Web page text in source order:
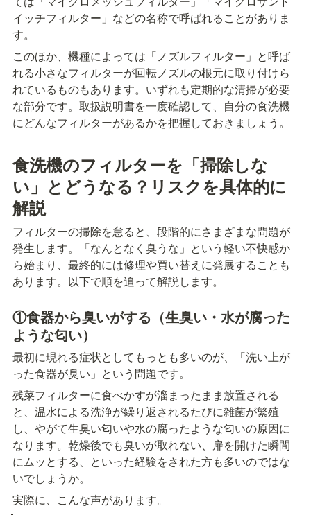
イッチフィルター」などの名称で呼ばれることがありま
す。
このほか、機種によっては「ノズルフィルター」と呼ば
れる小さなフィルターが回転ノズルの根元に取り付けら
れているものもあります。いずれも定期的な清掃が必要
な部分です。取扱説明書を一度確認して、自分の食洗機
にどんなフィルターがあるかを把握しておきましょう。
食洗機のフィルターを「掃除しな
い」とどうなる？リスクを具体的に
解説
フィルターの掃除を怠ると、段階的にさまざまな問題が
発生します。「なんとなく臭うな」という軽い不快感か
ら始まり、最終的には修理や買い替えに発展することも
あります。以下で順を追って解説します。
①食器から臭いがする（生臭い・水が腐った
ような匂い）
最初に現れる症状としてもっとも多いのが、「洗い上が
った食器が臭い」という問題です。
残菜フィルターに食べかすが溜まったまま放置される
と、温水による洗浄が繰り返されるたびに雑菌が繁殖
し、やがて生臭い匂いや水の腐ったような匂いの原因に
なります。乾燥後でも臭いが取れない、扉を開けた瞬間
にムッとする、といった経験をされた方も多いのではな
いでしょうか。
実際に、こんな声があります。